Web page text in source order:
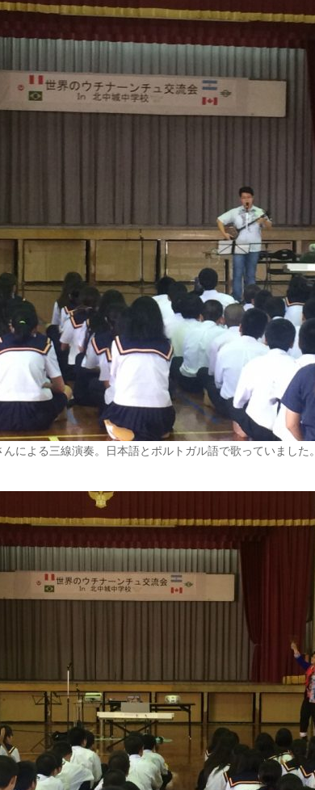
による三線演奏。日本語とポルトガル語で歌っていました。